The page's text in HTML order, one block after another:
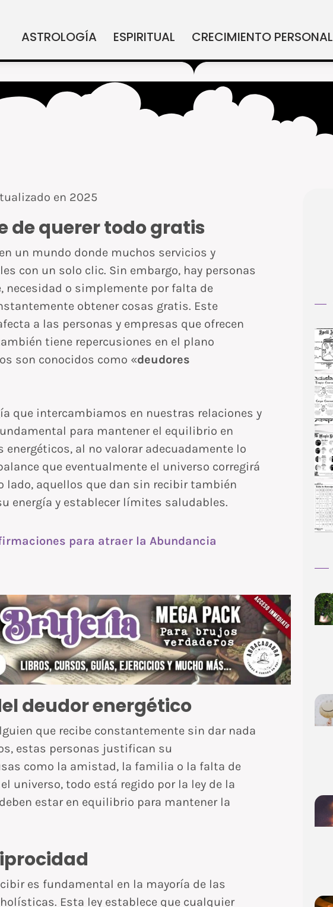
ASTROLOGÍA ESPIRITUAL CRECIMIENTO PERSONAL
en 2025
de querer todo gratis
un mundo donde muchos servicios y
con un solo clic. Sin embargo, hay personas
necesidad o simplemente por falta de
obtener cosas gratis. Este
a las personas y empresas que ofrecen
tiene repercusiones en el plano
son conocidos como «deudores
que intercambiamos en nuestras relaciones y
para mantener el equilibrio en
energéticos, al no valorar adecuadamente lo
que eventualmente el universo corregirá
lado, aquellos que dan sin recibir también
energía y establecer límites saludables.
para atraer la Abundancia
deudor energético
que recibe constantemente sin dar nada
estas personas justifican su
como la amistad, la familia o la falta de
universo, todo está regido por la ley de la
estar en equilibrio para mantener la
es fundamental en la mayoría de las
Esta ley establece que cualquier